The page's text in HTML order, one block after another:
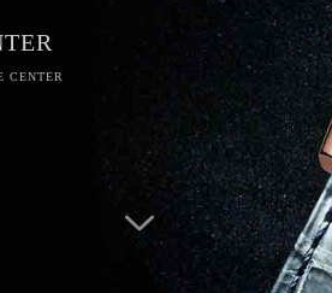
CENTER
0312